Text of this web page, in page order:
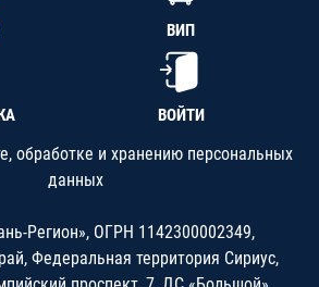
ВИП
ВОЙТИ
обработке и хранению персональных
данных
Регион», ОГРН 1142300002349,
Федеральная территория Сириус,